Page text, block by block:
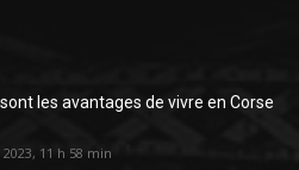
les avantages de vivre en Corse
11 h 58 min